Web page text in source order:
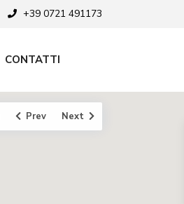
+39 0721 491173
CONTATTI
Prev Next